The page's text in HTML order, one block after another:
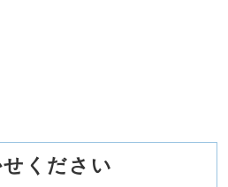
ください